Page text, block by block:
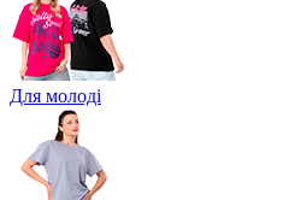
Для молоді